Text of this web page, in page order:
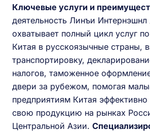
Ключевые услуги и
деятельность Линъи Интернэшнл
охватывает полный цикл услуг
Китая в русскоязычные страны,
транспортировку,
налогов, таможенное
двери за рубежом, помогая
предприятиям Китая эффективно
свою продукцию на рынках
Центральной Азии.